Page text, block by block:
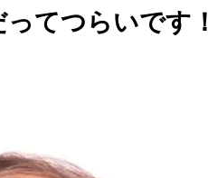
てつらいです！